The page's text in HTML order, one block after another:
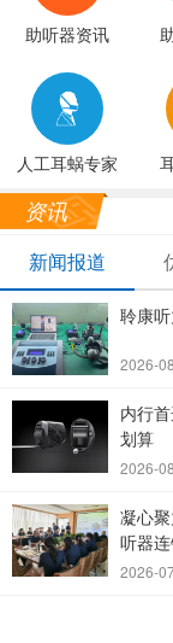
助听器资讯
人工耳蜗专家
资讯
新闻报道
聆康
2026-
内行
划算
2026-
凝心
听器
2026-